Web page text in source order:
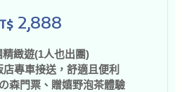
2,888
精緻遊(1人也出團)
專車接送，舒適且便利
森門票、贈嬉野泡茶體驗